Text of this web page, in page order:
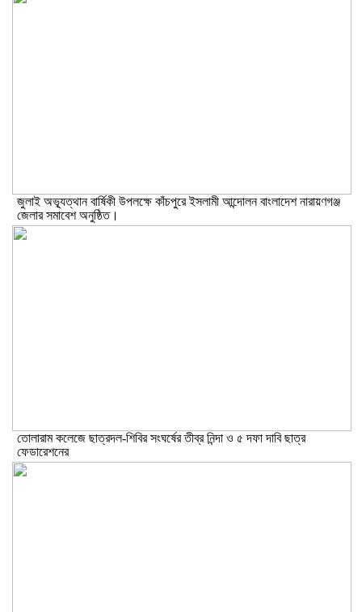
জুলাই অভ্যূত্থান বার্ষিকী উপলক্ষে কাঁচপুরে ইসলামী আন্দোলন বাংলাদেশ নারায়ণগঞ্জ
জেলার সমাবেশ অনুষ্ঠিত।
তোলারাম কলেজে ছাত্রদল-শিবির সংঘর্ষের তীব্র নিন্দা ও ৫ দফা দাবি ছাত্র
ফেডারেশনের